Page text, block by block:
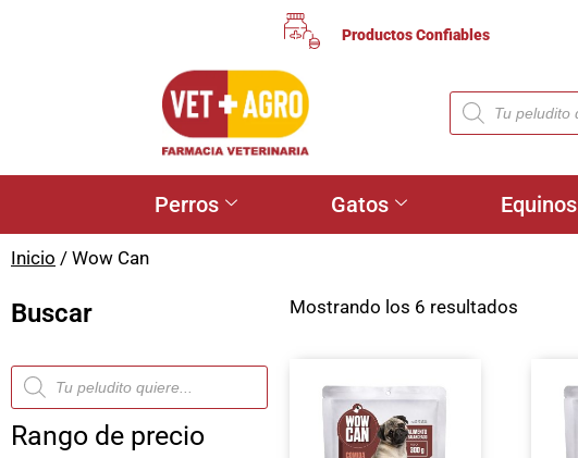
Productos Confiables
Perros Gatos Equinos
Inicio / Wow Can
Buscar
Rango de precio
Mostrando los 6 resultados